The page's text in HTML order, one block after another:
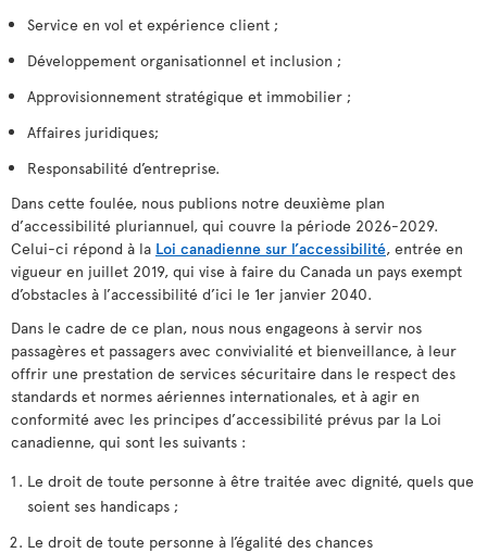
Service en vol et expérience client ;
Développement organisationnel et inclusion ;
Approvisionnement stratégique et immobilier ;
Affaires juridiques;
Responsabilité d’entreprise.
Dans cette foulée, nous publions notre deuxième plan
d’accessibilité pluriannuel, qui couvre la période 2026-2029.
Celui-ci répond à la Loi canadienne sur l’accessibilité, entrée en
vigueur en juillet 2019, qui vise à faire du Canada un pays exempt
d’obstacles à l’accessibilité d’ici le 1er janvier 2040.
Dans le cadre de ce plan, nous nous engageons à servir nos
passagères et passagers avec convivialité et bienveillance, à leur
offrir une prestation de services sécuritaire dans le respect des
standards et normes aériennes internationales, et à agir en
conformité avec les principes d’accessibilité prévus par la Loi
canadienne, qui sont les suivants :
Le droit de toute personne à être traitée avec dignité, quels que
soient ses handicaps ;
Le droit de toute personne à l’égalité des chances